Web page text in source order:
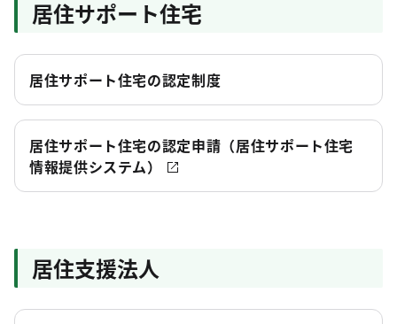
居住サポート住宅
居住サポート住宅の認定制度
居住サポート住宅の認定申請（居住サポート住宅
情報提供システム）
居住支援法人